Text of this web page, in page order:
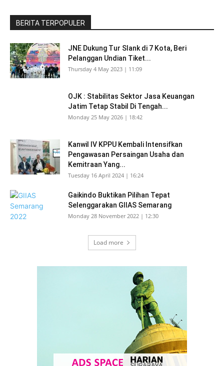
BERITA TERPOPULER
JNE Dukung Tur Slank di 7 Kota, Beri
Pelanggan Undian Tiket...
Thursday 4 May 2023 | 11:09
OJK : Stabilitas Sektor Jasa Keuangan
Jatim Tetap Stabil Di Tengah...
Monday 25 May 2026 | 18:42
Kanwil IV KPPU Kembali Intensifkan
Pengawasan Persaingan Usaha dan
Kemitraan Yang...
Tuesday 16 April 2024 | 16:24
Gaikindo Buktikan Pilihan Tepat
Selenggarakan GIIAS Semarang
Monday 28 November 2022 | 12:30
Load more